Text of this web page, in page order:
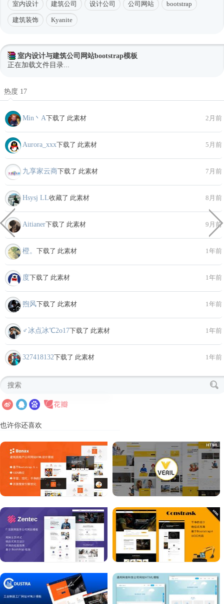
室内设计 建筑公司 设计公司 公司网站 bootstrap
建筑装饰 Kyanite
室内设计与建筑公司网站bootstrap模板
正在加载文件目录...
热度 17
Min丶A下载了 此素材 2月前
Aurora_xxx下载了 此素材 5月前
九享家云商下载了 此素材 7月前
Hsysj LL收藏了 此素材 8月前
Aitianer下载了 此素材 9月前
橙。 下载了 此素材 1年前
度下载了 此素材 1年前
煦风下载了 此素材 1年前
♂冰点冰℃2o17下载了 此素材 1年前
327418132下载了 此素材 1年前
也许你还喜欢